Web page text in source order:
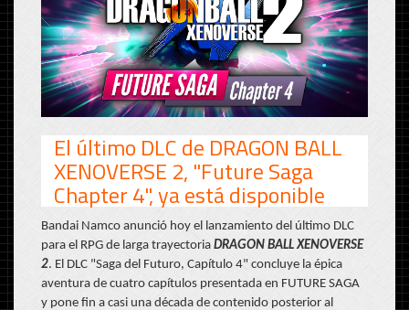
El último DLC de DRAGON BALL
XENOVERSE 2, "Future Saga
Chapter 4", ya está disponible
Bandai Namco anunció hoy el lanzamiento del último DLC
para el RPG de larga trayectoria DRAGON BALL XENOVERSE
2. El DLC "Saga del Futuro, Capítulo 4" concluye la épica
aventura de cuatro capítulos presentada en FUTURE SAGA
y pone fin a casi una década de contenido posterior al